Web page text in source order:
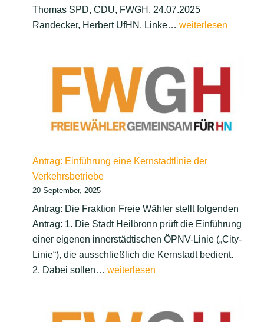
Thomas SPD, CDU, FWGH, 24.07.2025
Randecker, Herbert UfHN, Linke… Antrag:
Vereinen
und
bei
der
von
weiterlesen
Antrag: Einführung eine Kernstadtlinie der
Verkehrsbetriebe
20 September, 2025
Antrag: Die Fraktion Freie Wähler stellt folgenden
Antrag: 1. Die Stadt Heilbronn prüft die Einführung
einer eigenen innerstädtischen ÖPNV-Linie („City-
Linie“), die ausschließlich die Kernstadt bedient.
2. Dabei sollen… Antrag:
Kernstadtlinie
weiterlesen